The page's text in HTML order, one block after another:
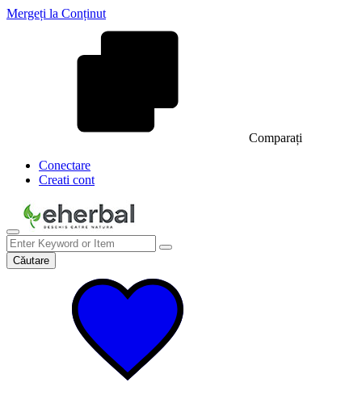
Mergeți la Conținut
Comparați
Conectare
Creati cont
Căutare